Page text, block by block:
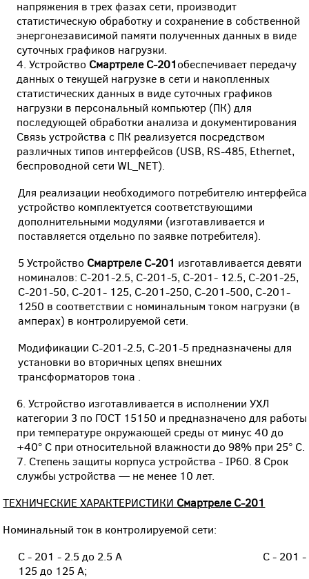
напряжения в трех фазах сети, производит
статистическую обработку и сохранение в собственной
энергонезависимой памяти полученных данных в виде
суточных графиков нагрузки.
Устройство Смартреле С-201обеспечивает передачу
данных о текущей нагрузке в сети и накопленных
статистических данных в виде суточных графиков
нагрузки в персональный компьютер (ПК) для
последующей обработки анализа и документирования
Связь устройства с ПК реализуется посредством
различных типов интерфейсов (USB, RS-485, Ethernet,
беспроводной сети WL_NET).
Для реализации необходимого потребителю интерфейса
устройство комплектуется соответствующими
дополнительными модулями (изготавливается и
поставляется отдельно по заявке потребителя).
5 Устройство Смартреле С-201 изготавливается девяти
номиналов: С-201-2.5, С-201-5, С-201- 12.5, С-201-25,
С-201-50, С-201- 125, С-201-250, С-201-500, С-201-
1250 в соответствии с номинальным током нагрузки (в
амперах) в контролируемой сети.
Модификации С-201-2.5, С-201-5 предназначены для
установки во вторичных цепях внешних
трансформаторов тока .
Устройство изготавливается в исполнении УХЛ
категории 3 по ГОСТ 15150 и предназначено для работы
при температуре окружающей среды от минус 40 до
+40° С при относительной влажности до 98% при 25° С.
Степень защиты корпуса устройства - IP60. 8 Срок
службы устройства — не менее 10 лет.
ТЕХНИЧЕСКИЕ ХАРАКТЕРИСТИКИ Смартреле С-201
Номинальный ток в контролируемой сети:
С - 201 - 2.5 до 2.5 А С - 201 -
125 до 125 А;